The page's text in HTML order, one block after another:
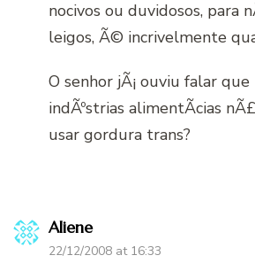
nocivos ou duvidosos, para
leigos, Ã© incrivelmente
O senhor jÃ¡ ouviu falar que
indÃºstrias alimentÃ­cias
usar gordura trans?
Aliene
22/12/2008 at 16:33